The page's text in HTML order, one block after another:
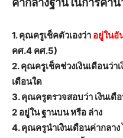
ค่ากลางฐานในการคำ
1. คุณครูเช็คตัวเองว่า อยู่ในอั
คศ.4 คศ.5)
2. คุณครูเช็คช่วงเงินเดือนว่า
เดือนใด
3. คุณครูตรวจสอบว่า เงินเดื
2 อยู่ใน ฐานบน หรือ ล่าง
4. คุณครูนำเงินเดือนค่ากลา